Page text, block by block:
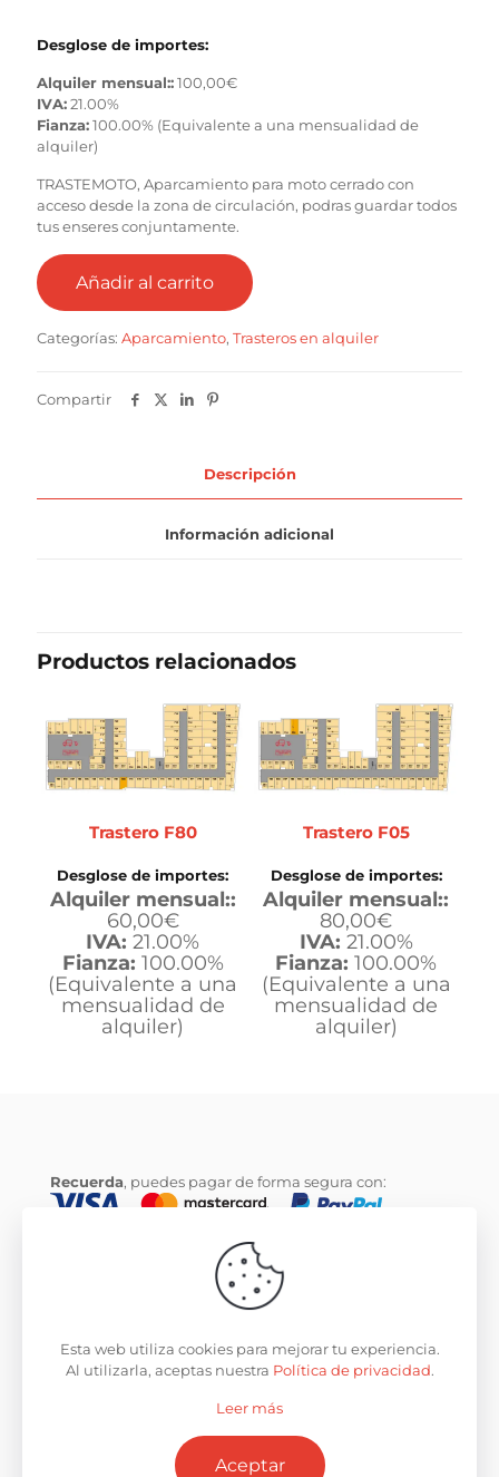
Desglose de importes:
Alquiler mensual::100,00€
IVA:21.00%
Fianza:100.00% (Equivalente a una mensualidad de
alquiler)
TRASTEMOTO, Aparcamiento para moto cerrado con
acceso desde la zona de circulación, podras guardar todos
tus enseres conjuntamente.
Añadir al carrito
Categorías: Aparcamiento, Trasteros en alquiler
Compartir
Descripción
Información adicional
Productos relacionados
Trastero F80
Desglose de importes:
Alquiler mensual::
60,00€
IVA: 21.00%
Fianza: 100.00%
(Equivalente a una
mensualidad de
alquiler)
Trastero F05
Desglose de importes:
Alquiler mensual::
80,00€
IVA: 21.00%
Fianza: 100.00%
(Equivalente a una
mensualidad de
alquiler)
Recuerda, puedes pagar de forma segura con:
. Todos los derechos reservados.
Cookies
Esta web utiliza cookies para mejorar tu experiencia.
Al utilizarla, aceptas nuestra Política de privacidad.
Leer más
Aceptar